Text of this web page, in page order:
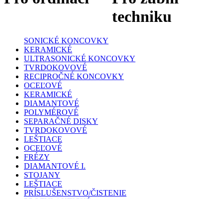
techniku
SONICKÉ KONCOVKY
KERAMICKÉ
ULTRASONICKÉ KONCOVKY
TVRDOKOVOVÉ
RECIPROČNÉ KONCOVKY
OCEĽOVÉ
KERAMICKÉ
DIAMANTOVÉ
POLYMÉROVÉ
SEPARAČNÉ DISKY
TVRDOKOVOVÉ
LEŠTIACE
OCEĽOVÉ
FRÉZY
DIAMANTOVÉ I.
STOJANY
LEŠTIACE
PRÍSLUŠENSTVO/ČISTENIE